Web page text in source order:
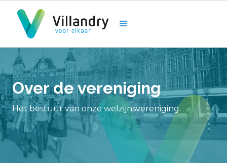
Over de vereniging
Het bestuur van onze welzijnsvereniging.